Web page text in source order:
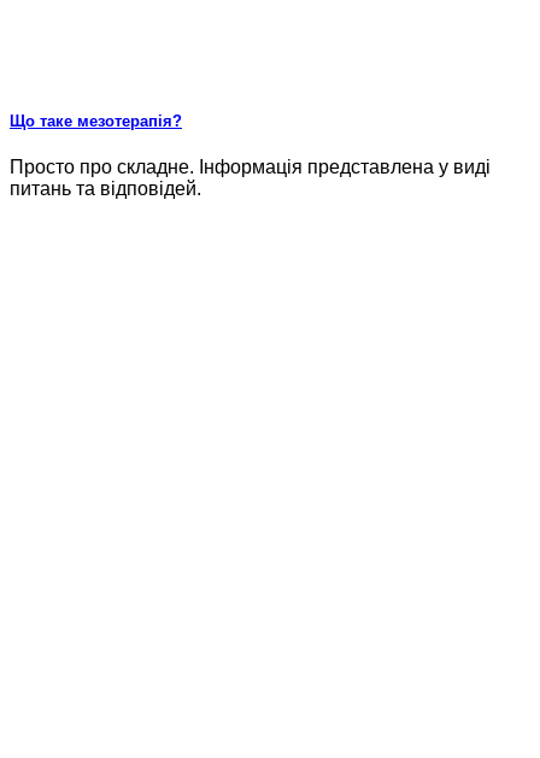
Що таке мезотерапія?
Просто про складне. Інформація представлена у виді
питань та відповідей.